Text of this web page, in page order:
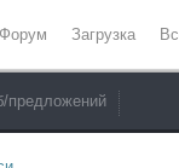
Форум Загрузка
предложений